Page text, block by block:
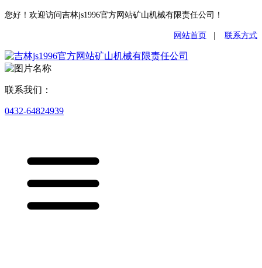
您好！欢迎访问吉林js1996官方网站矿山机械有限责任公司！
网站首页 联系方式
联系我们：
0432-64824939